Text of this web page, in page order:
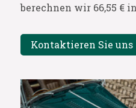
berechnen wir 66,55 €
Kontaktieren Sie uns